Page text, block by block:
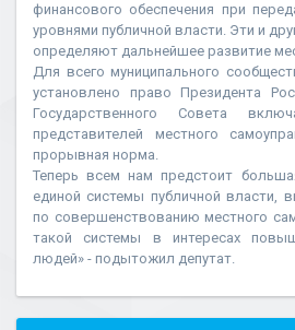
финансового обеспечения при
уровнями публичной власти. Эти и
определяют дальнейшее развитие
Для всего муниципального
установлено право Президента
Государственного Совета
представителей местного
прорывная норма.
Теперь всем нам предстоит
единой системы публичной власти,
по совершенствованию местного
такой системы в интересах
людей» - подытожил депутат.